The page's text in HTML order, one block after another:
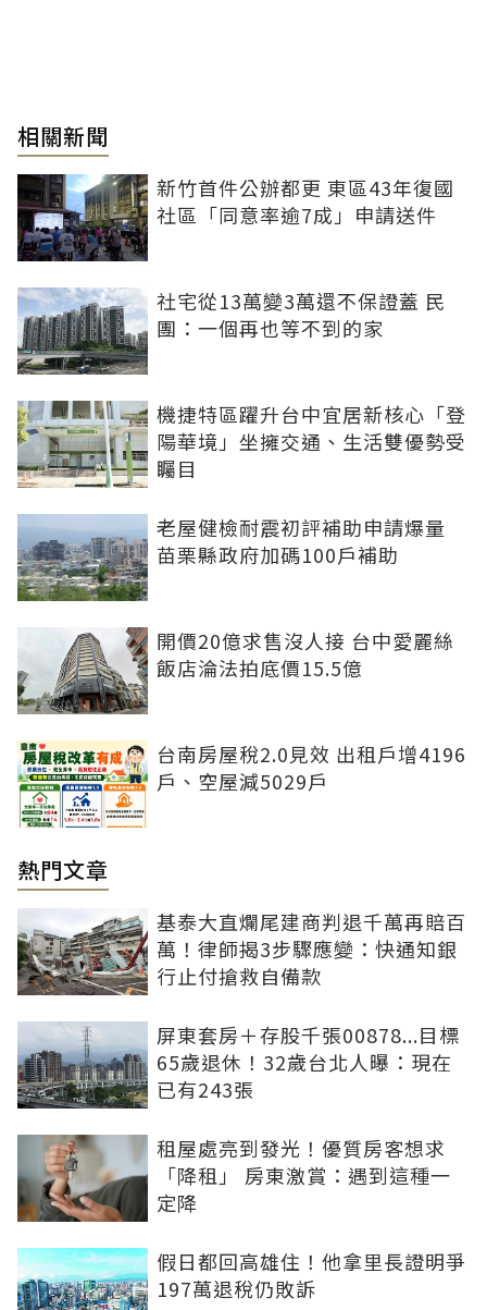
相關新聞
新竹首件公辦都更 東區43年復國
社區「同意率逾7成」申請送件
社宅從13萬變3萬還不保證蓋 民
團：一個再也等不到的家
機捷特區躍升台中宜居新核心「登
陽華境」坐擁交通、生活雙優勢受
矚目
老屋健檢耐震初評補助申請爆量
苗栗縣政府加碼100戶補助
開價20億求售沒人接 台中愛麗絲
飯店淪法拍底價15.5億
台南房屋稅2.0見效 出租戶增4196
戶、空屋減5029戶
熱門文章
基泰大直爛尾建商判退千萬再賠百
萬！律師揭3步驟應變：快通知銀
行止付搶救自備款
屏東套房＋存股千張00878...目標
65歲退休！32歲台北人曝：現在
已有243張
租屋處亮到發光！優質房客想求
「降租」 房東激賞：遇到這種一
定降
假日都回高雄住！他拿里長證明爭
197萬退稅仍敗訴